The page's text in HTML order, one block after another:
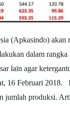
(Apkasindo)
dalam
lain agar
16 Februari
jumlah produksi.